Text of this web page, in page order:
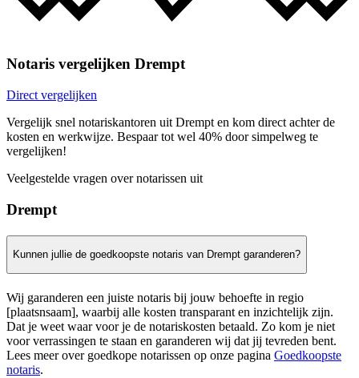
Notaris vergelijken Drempt
Direct vergelijken
Vergelijk snel notariskantoren uit Drempt en kom direct achter de
kosten en werkwijze. Bespaar tot wel 40% door simpelweg te
vergelijken!
Veelgestelde vragen over notarissen uit
Drempt
Kunnen jullie de goedkoopste notaris van Drempt garanderen?
Wij garanderen een juiste notaris bij jouw behoefte in regio
[plaatsnsaam], waarbij alle kosten transparant en inzichtelijk zijn.
Dat je weet waar voor je de notariskosten betaald. Zo kom je niet
voor verrassingen te staan en garanderen wij dat jij tevreden bent.
Lees meer over goedkope notarissen op onze pagina Goedkoopste
notaris.